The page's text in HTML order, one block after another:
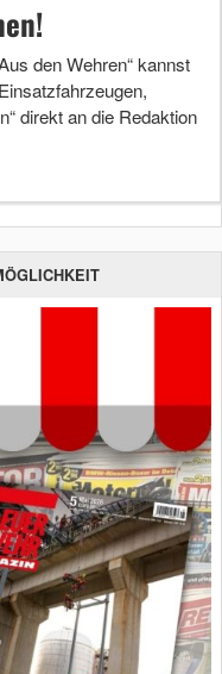
den Wehren“ kannst
direkt an die Redaktion